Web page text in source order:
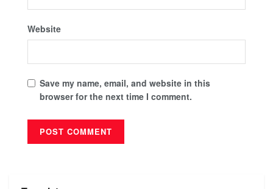
Website
Save my name, email, and website in this
browser for the next time I comment.